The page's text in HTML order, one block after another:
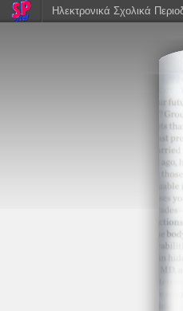
Ηλεκτρονικά Σχολικά